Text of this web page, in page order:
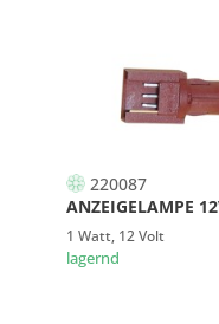
220087
ANZEIGELAMPE
1 Watt, 12 Volt
lagernd